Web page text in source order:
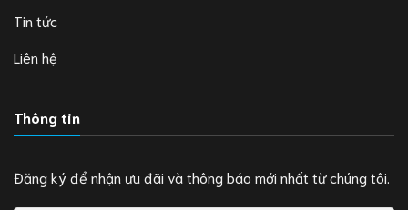
Tin tức
Liên hệ
Thông tin
Đăng ký để nhận ưu đãi và thông báo mới nhất từ chúng tôi.